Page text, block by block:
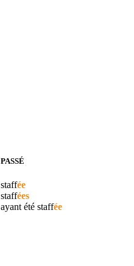
PASSÉ
staffée
staffées
ayant été staffée